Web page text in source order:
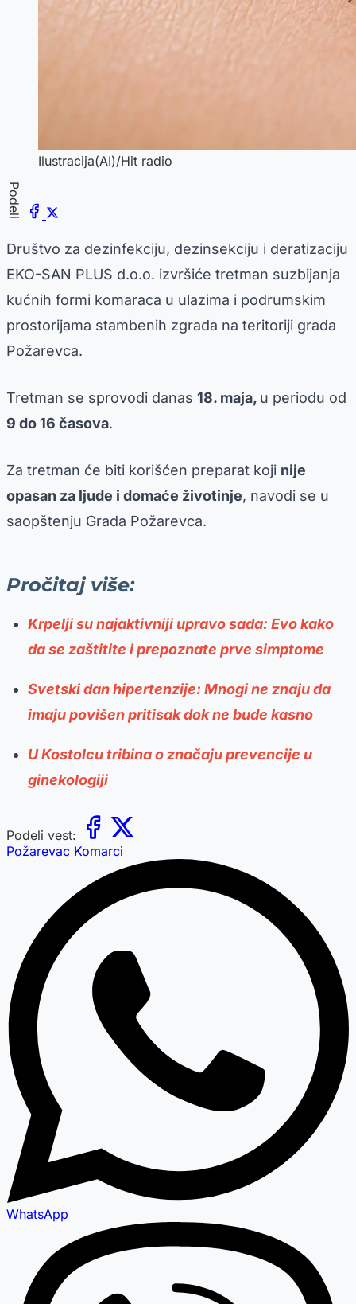
Ilustracija(AI)/Hit radio
Podeli
Društvo za dezinfekciju, dezinsekciju i deratizaciju
EKO-SAN PLUS d.o.o. izvršiće tretman suzbijanja
kućnih formi komaraca u ulazima i podrumskim
prostorijama stambenih zgrada na teritoriji grada
Požarevca.
Tretman se sprovodi danas 18. maja, u periodu od
9 do 16 časova.
Za tretman će biti korišćen preparat koji nije
opasan za ljude i domaće životinje, navodi se u
saopštenju Grada Požarevca.
Pročitaj više:
Krpelji su najaktivniji upravo sada: Evo kako
da se zaštitite i prepoznate prve simptome
Svetski dan hipertenzije: Mnogi ne znaju da
imaju povišen pritisak dok ne bude kasno
U Kostolcu tribina o značaju prevencije u
ginekologiji
Podeli vest:
Požarevac Komarci
WhatsApp